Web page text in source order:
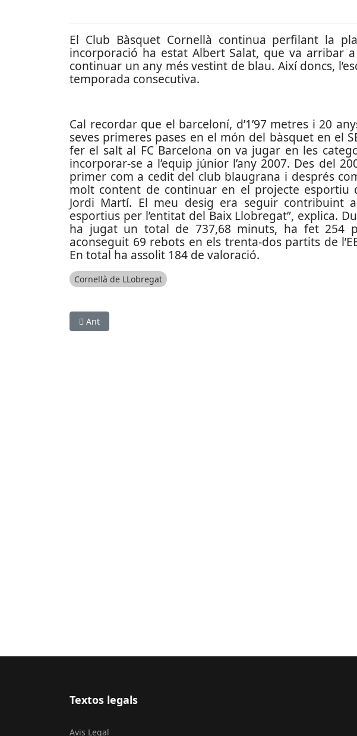
El Club Bàsquet Cornellà continua perfilant la
incorporació ha estat Albert Salat, que va arribar
continuar un any més vestint de blau. Així doncs,
temporada consecutiva.
Cal recordar que el barceloní, d’1’97 metres i 20
seves primeres pases en el món del bàsquet en el
fer el salt al FC Barcelona on va jugar en les
incorporar-se a l’equip júnior l’any 2007. Des del
primer com a cedit del club blaugrana i després
molt content de continuar en el projecte esportiu
Jordi Martí. El meu desig era seguir contribuint
esportius per l’entitat del Baix Llobregat”, explica.
ha jugat un total de 737,68 minuts, ha fet 254
aconseguit 69 rebots en els trenta-dos partits de
En total ha assolit 184 de valoració.
Cornellà de LLobregat
Article anterior: Voleibol, ciclisme i billar, al dia
Ant
Textos legals
Avis Legal